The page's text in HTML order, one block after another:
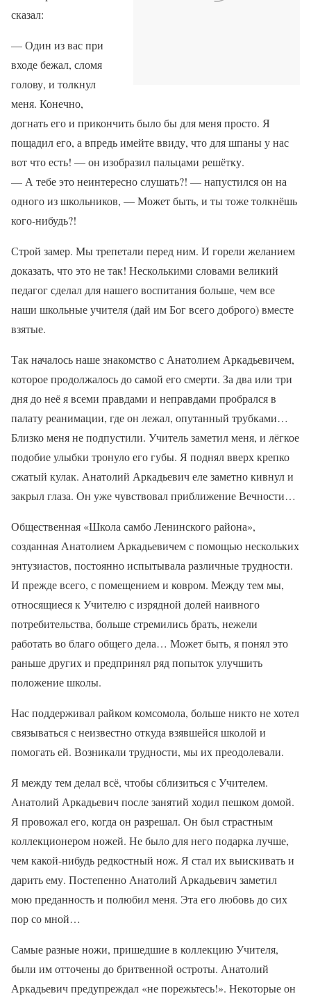
сказал:
— Один из вас при
входе бежал, сломя
голову, и толкнул
меня. Конечно,
догнать его и прикончить было бы для меня просто. Я
пощадил его, а впредь имейте ввиду, что для шпаны у нас
вот что есть! — он изобразил пальцами решётку.
— А тебе это неинтересно слушать?! — напустился он на
одного из школьников, — Может быть, и ты тоже толкнёшь
кого-нибудь?!
Строй замер. Мы трепетали перед ним. И горели желанием
доказать, что это не так! Несколькими словами великий
педагог сделал для нашего воспитания больше, чем все
наши школьные учителя (дай им Бог всего доброго) вместе
взятые.
Так началось наше знакомство с Анатолием Аркадьевичем,
которое продолжалось до самой его смерти. За два или три
дня до неё я всеми правдами и неправдами пробрался в
палату реанимации, где он лежал, опутанный трубками…
Близко меня не подпустили. Учитель заметил меня, и лёгкое
подобие улыбки тронуло его губы. Я поднял вверх крепко
сжатый кулак. Анатолий Аркадьевич еле заметно кивнул и
закрыл глаза. Он уже чувствовал приближение Вечности…
Общественная «Школа самбо Ленинского района»,
созданная Анатолием Аркадьевичем с помощью нескольких
энтузиастов, постоянно испытывала различные трудности.
И прежде всего, с помещением и ковром. Между тем мы,
относящиеся к Учителю с изрядной долей наивного
потребительства, больше стремились брать, нежели
работать во благо общего дела… Может быть, я понял это
раньше других и предпринял ряд попыток улучшить
положение школы.
Нас поддерживал райком комсомола, больше никто не хотел
связываться с неизвестно откуда взявшейся школой и
помогать ей. Возникали трудности, мы их преодолевали.
Я между тем делал всё, чтобы сблизиться с Учителем.
Анатолий Аркадьевич после занятий ходил пешком домой.
Я провожал его, когда он разрешал. Он был страстным
коллекционером ножей. Не было для него подарка лучше,
чем какой-нибудь редкостный нож. Я стал их выискивать и
дарить ему. Постепенно Анатолий Аркадьевич заметил
мою преданность и полюбил меня. Эта его любовь до сих
пор со мной…
Самые разные ножи, пришедшие в коллекцию Учителя,
были им отточены до бритвенной остроты. Анатолий
Аркадьевич предупреждал «не порежьтесь!». Некоторые он